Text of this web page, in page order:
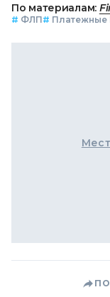
По материалам:
# ФЛП# Платежные